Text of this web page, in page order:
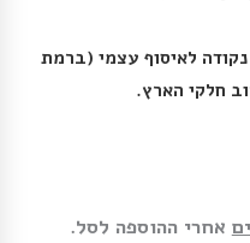
חלקי הארץ.
אחרי ההוספה לסל.